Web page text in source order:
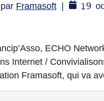
Framasoft 19
ECHO
Internet /
Framasoft, qui va